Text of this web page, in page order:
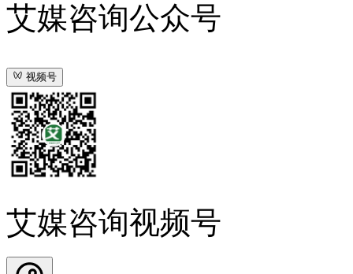
艾媒咨询公众号
视频号
艾媒咨询视频号